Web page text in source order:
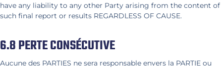
have any liability to any other Party arising from the content of
such final report or results REGARDLESS OF CAUSE.
6.8 PERTE CONSÉCUTIVE
Aucune des PARTIES ne sera responsable envers la PARTIE ou